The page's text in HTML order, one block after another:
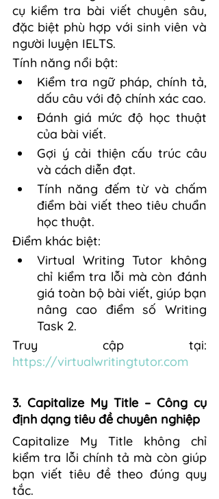
cụ kiểm tra bài viết chuyên sâu,
đặc biệt phù hợp với sinh viên và
người luyện IELTS.
Tính năng nổi bật:
Kiểm tra ngữ pháp, chính tả,
dấu câu với độ chính xác cao.
Đánh giá mức độ học thuật
của bài viết.
Gợi ý cải thiện cấu trúc câu
và cách diễn đạt.
Tính năng đếm từ và chấm
điểm bài viết theo tiêu chuẩn
học thuật.
Điểm khác biệt:
Virtual Writing Tutor không
chỉ kiểm tra lỗi mà còn đánh
giá toàn bộ bài viết, giúp bạn
nâng cao điểm số Writing
Task 2.
https://virtualwritingtutor.com
3. Capitalize My Title – Công cụ
định dạng tiêu đề chuyên nghiệp
Capitalize My Title không chỉ
kiểm tra lỗi chính tả mà còn giúp
bạn viết tiêu đề theo đúng quy
tắc.